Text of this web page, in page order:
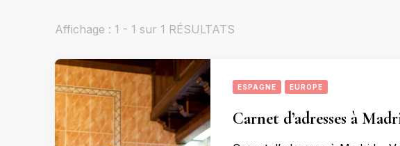
Affichage : 1 - 1 sur 1 RÉSULTATS
ESPAGNE EUROPE
Carnet d’adresses à